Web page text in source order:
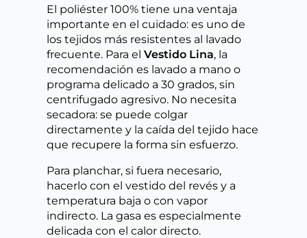
El poliéster 100% tiene una ventaja
importante en el cuidado: es uno de
los tejidos más resistentes al lavado
frecuente. Para el Vestido Lina, la
recomendación es lavado a mano o
programa delicado a 30 grados, sin
centrifugado agresivo. No necesita
secadora: se puede colgar
directamente y la caída del tejido hace
que recupere la forma sin esfuerzo.
Para planchar, si fuera necesario,
hacerlo con el vestido del revés y a
temperatura baja o con vapor
indirecto. La gasa es especialmente
delicada con el calor directo.